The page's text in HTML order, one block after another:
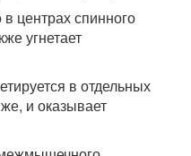
центрах спинного
угнетает
в отдельных
и оказывает